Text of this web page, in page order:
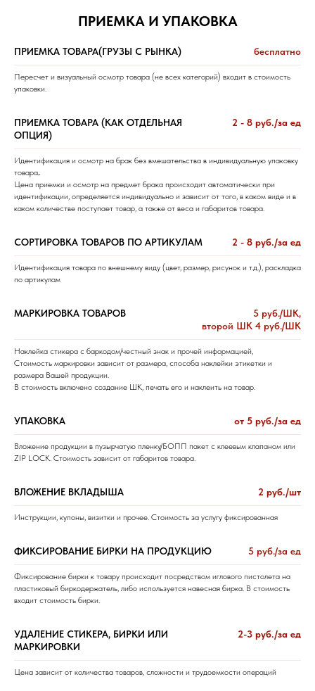
ПРИЕМКА И УПАКОВКА
ПРИЕМКА ТОВАРА(ГРУЗЫ С РЫНКА) бесплатно
Пересчет и визуальный осмотр товара (не всех категорий) входит в стоимость
упаковки.
ПРИЕМКА ТОВАРА (КАК ОТДЕЛЬНАЯ
ОПЦИЯ)
2 - 8 руб./за ед
Идентификация и осмотр на брак без вмешательства в индивидуальную упаковку
товара.
Цена приемки и осмотр на предмет брака происходит автоматически при
идентификации, определяется индивидуально и зависит от того, в каком виде и в
каком количестве поступает товар, а также от веса и габаритов товара.
СОРТИРОВКА ТОВАРОВ ПО АРТИКУЛАМ 2 - 8 руб./за ед
Идентификация товара по внешнему виду (цвет, размер, рисунок и т.д.), раскладка
по артикулам
МАРКИРОВКА ТОВАРОВ
5 руб./ШК,
второй ШК 4 руб./ШК
Наклейка стикера с баркодом/честный знак и прочей информацией,
Стоимость маркировки зависит от размера, способа наклейки этикетки и
размера Вашей продукции.
В стоимость включено создание ШК, печать его и наклеить на товар.
УПАКОВКА от 5 руб./за ед
Вложение продукции в пузырчатую пленку/БОПП пакет с клеевым клапаном или
ZIP LOCK. Стоимость зависит от габаритов товара.
ВЛОЖЕНИЕ ВКЛАДЫША 2 руб./шт
Инструкции, купоны, визитки и прочее. Стоимость за услугу фиксированная
ФИКСИРОВАНИЕ БИРКИ НА ПРОДУКЦИЮ 5 руб./за ед
Фиксирование бирки к товару происходит посредством иглового пистолета на
пластиковый биркодержатель, либо используется навесная бирка. В стоимость
входит стоимость бирки.
УДАЛЕНИЕ СТИКЕРА, БИРКИ ИЛИ
МАРКИРОВКИ
2-3 руб./за ед
Цена зависит от количества товаров, сложности и трудоемкости операций